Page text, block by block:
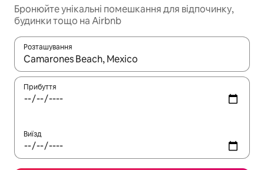
Бронюйте унікальні помешкання для відпочинку,
будинки тощо на Airbnb
Розташування
Отримавши результати пошуку, використовуйте для
Прибуття
Виїзд